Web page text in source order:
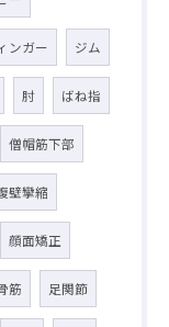
ンガー ジム
肘 ばね指
僧帽筋下部
壁攣縮
顔面矯正
筋 足関節